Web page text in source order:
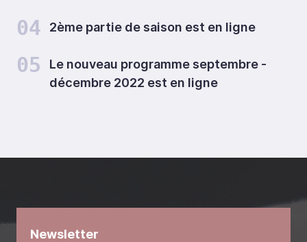
04 2ème partie de saison est en ligne
05
Le nouveau programme septembre -
décembre 2022 est en ligne
Newsletter